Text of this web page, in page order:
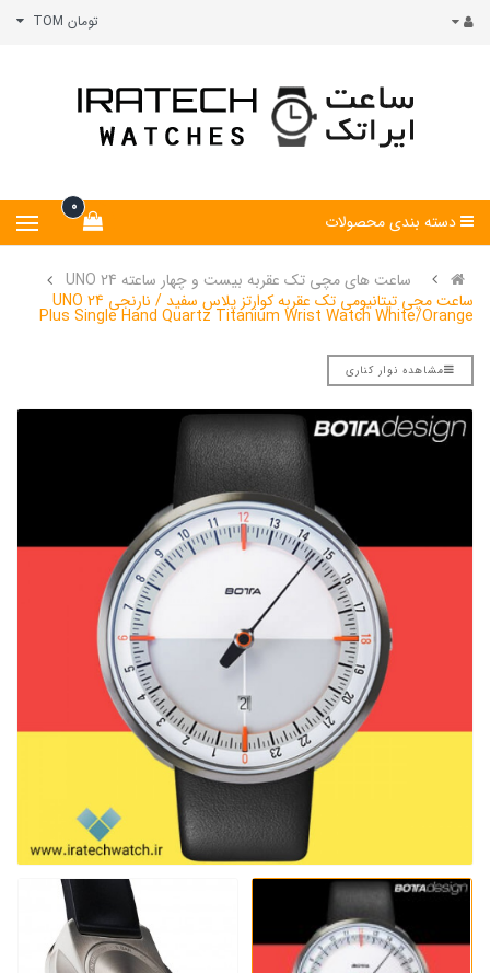
تومان TOM
0
دسته بندی محصولات
ساعت های مچی تک عقربه بیست و چهار ساعته UNO 24
ساعت مچی تیتانیومی تک عقربه کوارتز پلاس سفید / نارنجی UNO 24
Plus Single Hand Quartz Titanium Wrist Watch White/Orange
مشاهده نوار کناری